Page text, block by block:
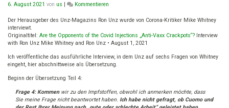
6. August 2021 von us Kommentieren
die
der
Covid-
„Anti-
Vaxx-
Der Herausgeber des Unz-Magazins Ron Unz wurde von Corona-Kritiker Mike Whitney
interviewt.
Originaltitel: Are the Opponents of the Covid Injections „Anti-Vaxx Crackpots“? Interview
with Ron Unz Mike Whitney and Ron Unz • August 1, 2021
Ich veröffentliche das ausführliche Interview, in dem Unz auf sechs Fragen von Whitney
eingeht, hier abschnittweise als Übersetzung.
Beginn der Übersetzung Teil 4:
Frage 4: Kommenwir zu den Impfstoffen, obwohl ich anmerken möchte, dass
Sie meine Frage nicht beantwortet haben. Ich habe nicht gefragt, ob Cuomo und